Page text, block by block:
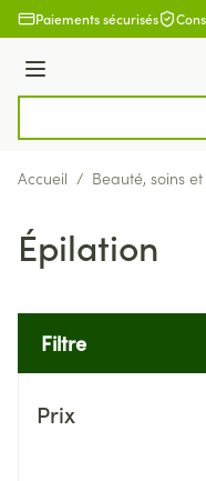
Aller au contenu
Paiements sécurisés
Menu
Accueil / Beauté, soins
Épilation
Filtre
Prix